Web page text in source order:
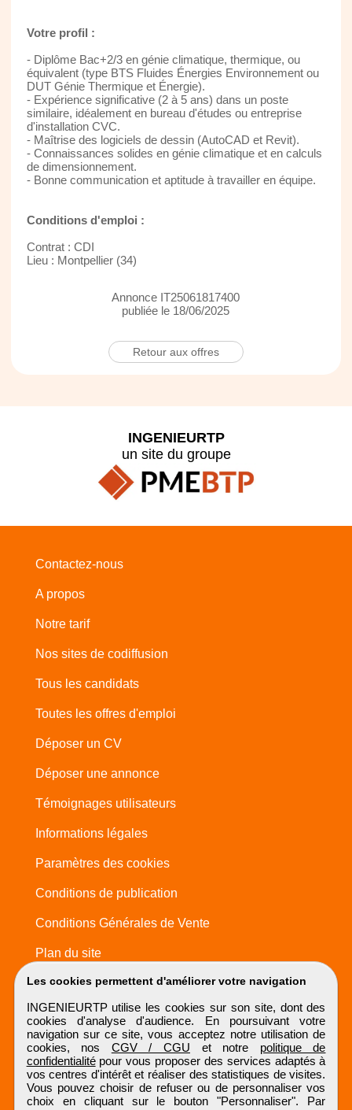
Votre profil :
- Diplôme Bac+2/3 en génie climatique, thermique, ou
équivalent (type BTS Fluides Énergies Environnement ou
DUT Génie Thermique et Énergie).
- Expérience significative (2 à 5 ans) dans un poste
similaire, idéalement en bureau d'études ou entreprise
d'installation CVC.
- Maîtrise des logiciels de dessin (AutoCAD et Revit).
- Connaissances solides en génie climatique et en calculs
de dimensionnement.
- Bonne communication et aptitude à travailler en équipe.
Conditions d'emploi :
Contrat : CDI
Lieu : Montpellier (34)
Annonce IT25061817400
publiée le 18/06/2025
Retour aux offres
Les cookies permettent d'améliorer votre navigation
INGENIEURTP utilise les cookies sur son site, dont des
cookies d'analyse d'audience. En poursuivant votre
navigation sur ce site, vous acceptez notre utilisation de
cookies, nos CGV / CGU et notre politique de
confidentialitépour vous proposer des services adaptés à
vos centres d'intérêt et réaliser des statistiques de visites.
Vous pouvez choisir de refuser ou de personnaliser vos
choix en cliquant sur le bouton "Personnaliser". Par
INGENIEURTP
un site du groupe
Contactez-nous
A propos
Notre tarif
Nos sites de codiffusion
Tous les candidats
Toutes les offres d'emploi
Déposer un CV
Déposer une annonce
Témoignages utilisateurs
Informations légales
Paramètres des cookies
Conditions de publication
Conditions Générales de Vente
Plan du site